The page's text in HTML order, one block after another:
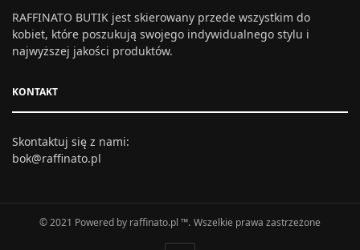
RAFFINATO BUTIK jest skierowany przede wszystkim do
kobiet, które poszukują swojego indywidualnego stylu i
najwyższej jakości produktów.
KONTAKT
Skontaktuj się z nami:
bok@raffinato.pl
© 2021 Powered by raffinato.pl ™. Wszelkie prawa zastrzeżone